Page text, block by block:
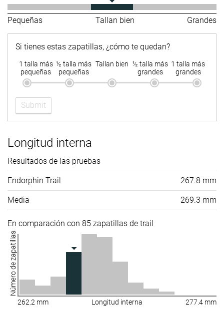
Drop
laboratorio
Drop marca
5.2 mm 4.2 mm 7.0 mm
Técnica de
carrera
Medio/antepié Medio/antepié
Talla
Tallan bien
Media talla más
Tallan bien
mediasuela
Diferencia de
la rigidez de la
mediasuela
en frío
-
Durabilidad
de la parte
- Buena Muy mala
Durabilidad
del acolchado
del talón
Durabilidad
de la suela
exterior
Pequeñas Tallan bien Grandes
Si tienes estas zapatillas, ¿cómo te quedan?
1 talla más
pequeñas
½ talla más
pequeñas
Tallan bien ½ talla más
grandes
1 talla más
grandes
Submit
Longitud interna
Resultados de las pruebas
Endorphin Trail 267.8 mm
Media 269.3 mm
En comparación con 85 zapatillas de trail
Número de zapatillas
262.2 mm Longitud interna 277.4 mm